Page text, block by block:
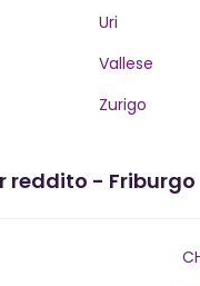
Uri
Vallese
Zurigo
reddito - Friburgo